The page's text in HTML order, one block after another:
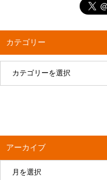
カテゴリー
アーカイブ